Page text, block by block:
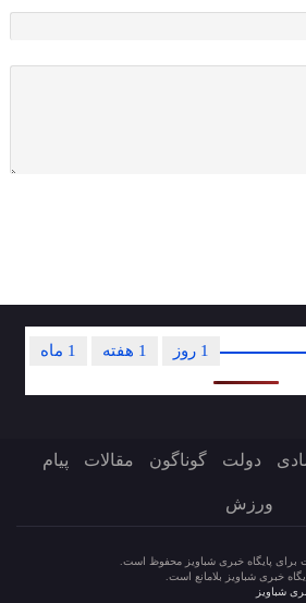
1 ماه 1 هفته 1 روز
دولت گوناگون مقالات پیام
ورزش
برای پایگاه خبری شباویز محفوظ است.
خبری شباویز بلامانع است.
شباویز